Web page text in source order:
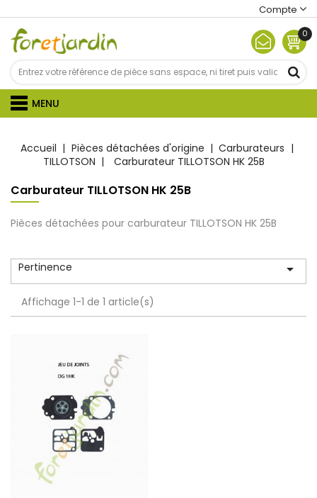
Compte
0
MENU
Accueil Pièces détachées d'origine
Carburateurs
TILLOTSON
Carburateur TILLOTSON HK 25B
Carburateur TILLOTSON HK 25B
Pièces détachées pour carburateur TILLOTSON HK 25B
Pertinence 
Affichage 1-1 de 1 article(s)